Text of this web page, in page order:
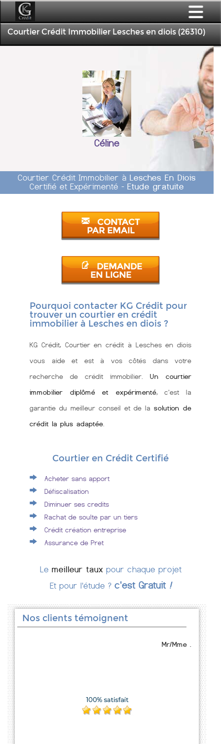
Courtier Crédit Immobilier Lesches en diois (26310)
Céline
Courtier Crédit Immobilier à Lesches En Diois
Certifié et Expérimenté - Etude gratuite
CONTACT
PAR EMAIL
DEMANDE
EN LIGNE
Pourquoi contacter KG Crédit pour
trouver un courtier en crédit
immobilier à Lesches en diois ?
KG Crédit, Courtier en crédit à Lesches en diois
vous aide et est à vos côtés dans votre
recherche de crédit immobilier. Un courtier
immobilier diplômé et expérimenté, c'est la
garantie du meilleur conseil et de la solution de
crédit la plus adaptée
Courtier en Crédit Certifié
Acheter sans apport
Défiscalisation
Diminuer ses credits
Rachat de soulte par un tiers
Crédit création entreprise
Assurance de Pret
Le meilleur taux pour chaque projet
Et pour l'étude ? c'est Gratuit !
Nos clients témoignent
Mr/Mme .